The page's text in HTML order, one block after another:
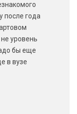
после года
уровень
бы еще
в вузе